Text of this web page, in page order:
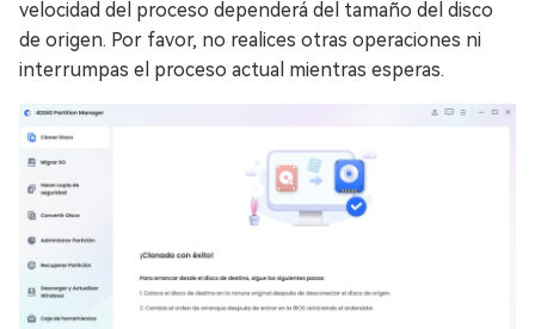
velocidad del proceso dependerá del tamaño del disco
de origen. Por favor, no realices otras operaciones ni
interrumpas el proceso actual mientras esperas.